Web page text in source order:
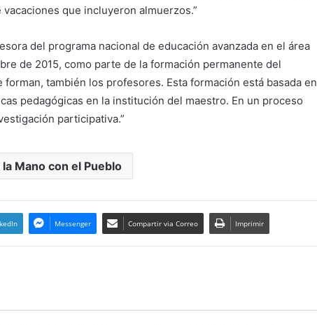
que incluyeron almuerzos.”
del programa nacional de educación avanzada en el área
de 2015, como parte de la formación permanente del
también los profesores. Esta formación está basada en
pedagógicas en la institución del maestro. En un proceso
participativa.”
la Mano con el Pueblo
Messenger Compartir via Correo Imprimir